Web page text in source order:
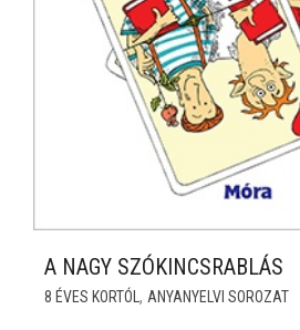
A NAGY SZÓKINCSRABLÁS
8 ÉVES KORTÓL , ANYANYELVI SOROZAT